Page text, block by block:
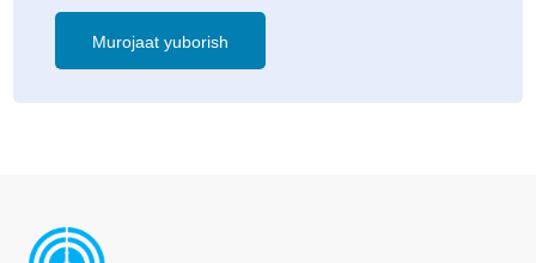
Murojaat yuborish